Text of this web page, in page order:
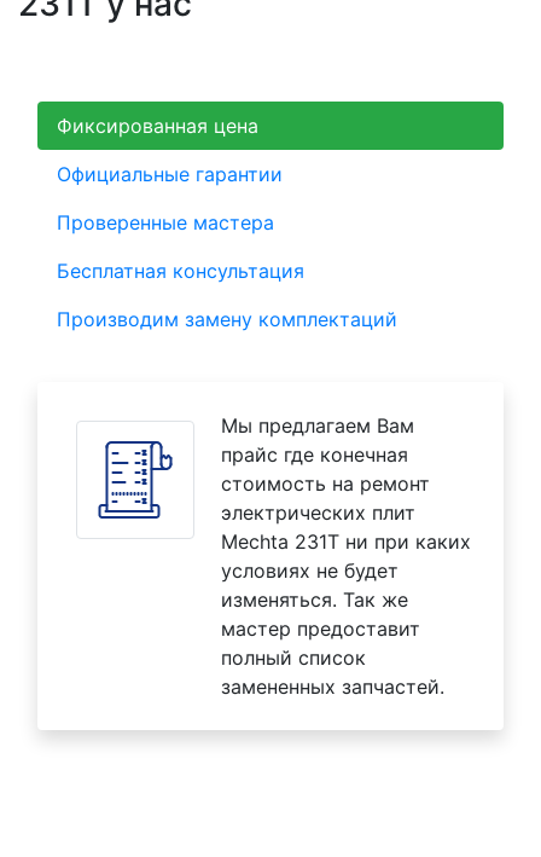
Фиксированная цена
Официальные гарантии
Проверенные мастера
Бесплатная консультация
Производим замену комплектаций
Мы предлагаем Вам
прайс где конечная
стоимость на ремонт
электрических плит
Mechta 231T ни при каких
условиях не будет
изменяться. Так же
мастер предоставит
полный список
замененных запчастей.